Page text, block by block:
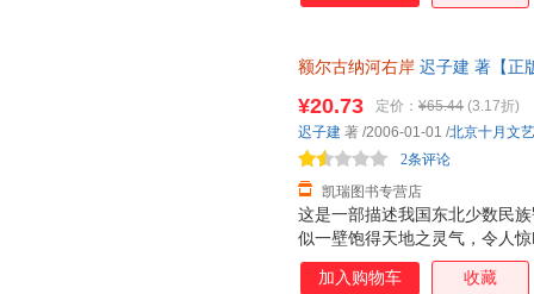
额尔古纳河右岸 迟子建 著【正
这是一部描述我国东北少数民
似一壁饱得天地之灵气，令人
恬、时而激越，向世人诉说人
子建，以一位年届九旬，这一
¥20.73 定价： ¥65.44 (3.17折)
凯瑞图书专营店
2条评论
迟子建 著 /2006-01-01 /北京十月文
加入购物车 收藏